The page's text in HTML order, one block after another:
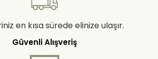
en kısa sürede elinize ulaşır.
Güvenli Alışveriş